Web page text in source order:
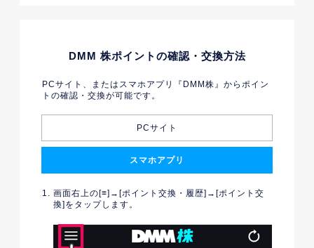
DMM 株ポイントの確認・交換方法
PCサイト、またはスマホアプリ『DMM株』からポイン
トの確認・交換が可能です。
PCサイト
スマホアプリ
画面右上の[≡]→[ポイント交換・履歴]→[ポイント交
換]をタップします。